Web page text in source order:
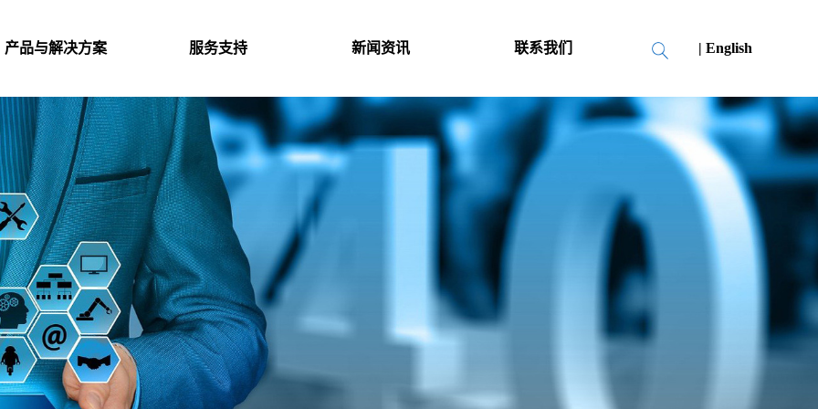
产品与解决方案 服务支持 新闻资讯 联系我们 | English